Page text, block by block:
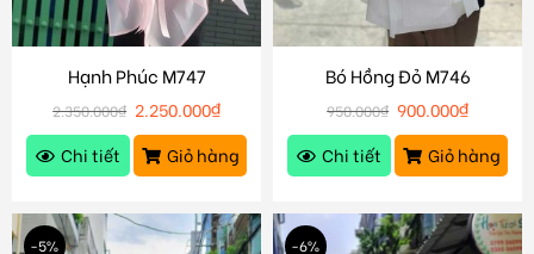
Hạnh Phúc M747
2.350.000₫ 2.250.000₫
Chi tiết
Giỏ hàng
Bó Hồng Đỏ M746
950.000₫ 900.000₫
Chi tiết
Giỏ hàng
-5% -6%